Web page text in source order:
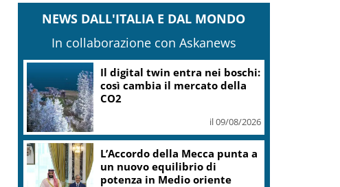
NEWS DALL'ITALIA E DAL MONDO
In collaborazione con Askanews
Il digital twin entra nei boschi:
così cambia il mercato della
CO2
il 09/08/2026
L’Accordo della Mecca punta a
un nuovo equilibrio di
potenza in Medio oriente